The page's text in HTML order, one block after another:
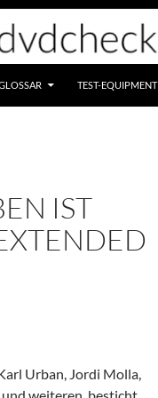
TEST-EQUIPMENT
IST
Urban, Jordi Molla,